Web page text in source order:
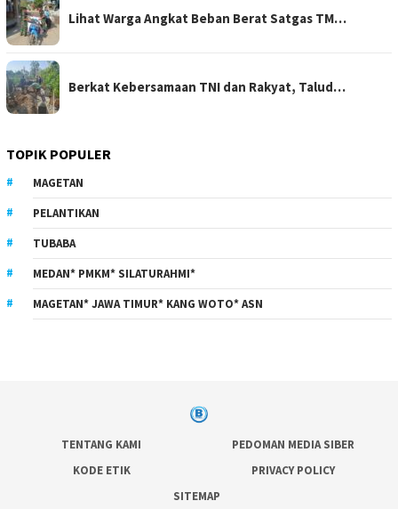
Lihat Warga Angkat Beban Berat Satgas TM…
Berkat Kebersamaan TNI dan Rakyat, Talud…
TOPIK POPULER
MAGETAN
PELANTIKAN
TUBABA
MEDAN* PMKM* SILATURAHMI*
MAGETAN* JAWA TIMUR* KANG WOTO* ASN
TENTANG KAMI
PEDOMAN MEDIA SIBER
KODE ETIK
PRIVACY POLICY
SITEMAP